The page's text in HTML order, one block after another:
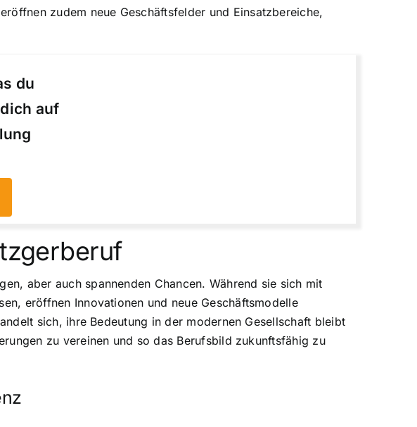
zudem neue Geschäftsfelder und Einsatzbereiche,
du
auf
aber auch spannenden Chancen. Während sie sich mit
eröffnen Innovationen und neue Geschäftsmodelle
sich, ihre Bedeutung in der modernen Gesellschaft bleibt
zu vereinen und so das Berufsbild zukunftsfähig zu